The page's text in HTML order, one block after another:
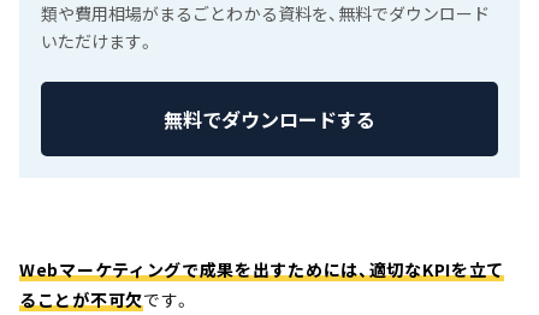
類や費用相場がまるごとわかる資料を、無料でダウンロード
いただけます。
無料でダウンロードする
Webマーケティングで成果を出すためには、適切なKPIを立て
ることが不可欠です。